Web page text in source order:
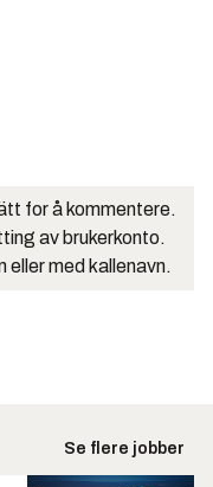
for å kommentere.
av brukerkonto.
eller med kallenavn.
Se flere jobber